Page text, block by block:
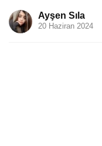
Ayşen Sıla
20 Haziran 2024